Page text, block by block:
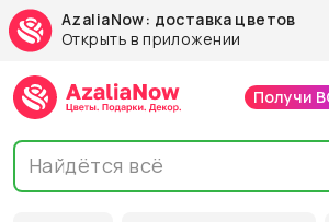
AzaliaNow: доставка цветов
Открыть в приложении
Получи